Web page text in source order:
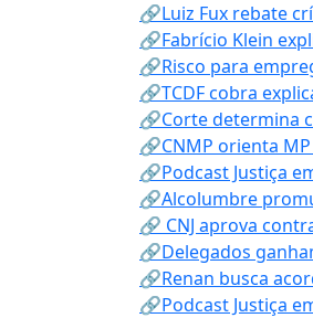
🔗Luiz Fux rebate
🔗Fabrício Klein
🔗Risco para
🔗TCDF cobra
🔗Corte determina
🔗CNMP orienta
🔗Podcast Justiça
🔗Alcolumbre
🔗 CNJ aprova
🔗Delegados
🔗Renan busca
🔗Podcast Justiça